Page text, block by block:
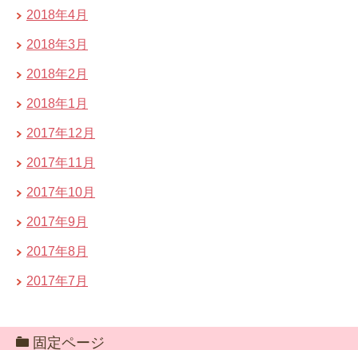
2018年4月
2018年3月
2018年2月
2018年1月
2017年12月
2017年11月
2017年10月
2017年9月
2017年8月
2017年7月
固定ページ